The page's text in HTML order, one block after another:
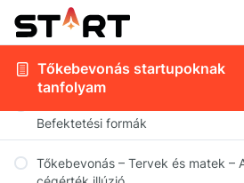
Tőkebevonás startupoknak
tanfolyam
Tőkebevonás – Tervek és matek –
pager
Befektetési formák
Tőkebevonás – Tervek és matek –